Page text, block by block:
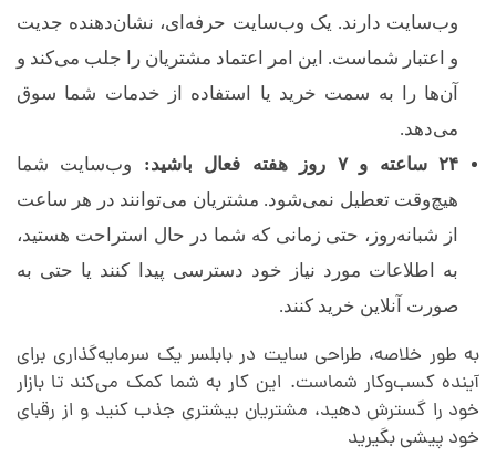
وب‌سایت دارند. یک وب‌سایت حرفه‌ای، نشان‌دهنده جدیت
و اعتبار شماست. این امر اعتماد مشتریان را جلب می‌کند و
آن‌ها را به سمت خرید یا استفاده از خدمات شما سوق
می‌دهد.
۲۴ ساعته و ۷ روز هفته فعال باشید:
وب‌سایت شما
هیچ‌وقت تعطیل نمی‌شود. مشتریان می‌توانند در هر ساعت
از شبانه‌روز، حتی زمانی که شما در حال استراحت هستید،
به اطلاعات مورد نیاز خود دسترسی پیدا کنند یا حتی به
صورت آنلاین خرید کنند.
به طور خلاصه، طراحی سایت در بابلسر یک سرمایه‌گذاری برای
آینده کسب‌وکار شماست. این کار به شما کمک می‌کند تا بازار
خود را گسترش دهید، مشتریان بیشتری جذب کنید و از رقبای
خود پیشی بگیرید